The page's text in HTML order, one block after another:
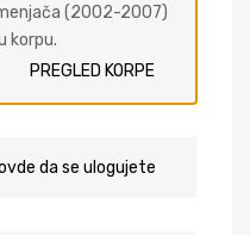
(2002-2007)
korpu.
PREGLED KORPE
da se ulogujete